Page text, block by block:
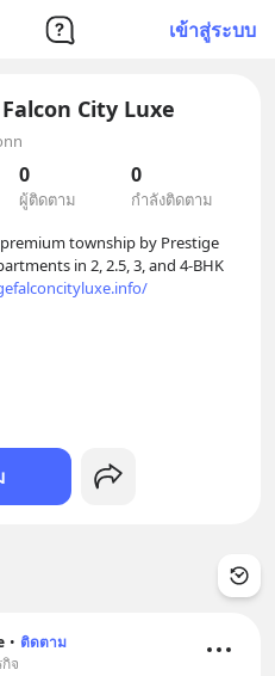
เข้าสู่ระบบ
City Luxe
0
ผู้ติดตาม
0
กำลังติดตาม
township by Prestige
in 2, 2.5, 3, and 4-BHK
• ติดตาม
จ